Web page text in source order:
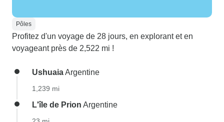
Pôles
Profitez d'un voyage de 28 jours, en explorant et en
voyageant près de 2,522 mi !
UshuaiaArgentine
1,239 mi
L'île de Prion Argentine